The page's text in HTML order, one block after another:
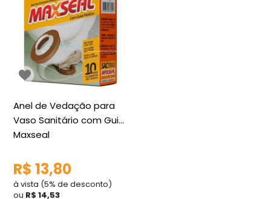
Anel de Vedação para
Vaso Sanitário com Guia
Maxseal
R$ 13,80
à vista (5% de desconto)
ou R$ 14,53